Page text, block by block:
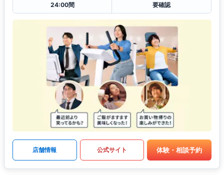
24:00間
要確認
店舗情報 公式サイト 体験・相談予約